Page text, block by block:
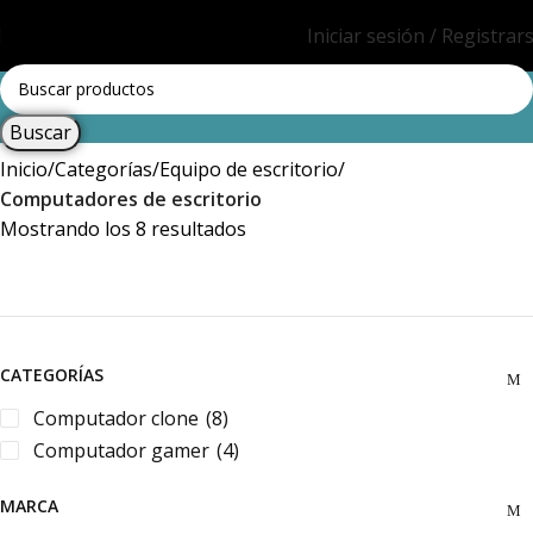
Iniciar sesión /
Buscar
Inicio Categorías Equipo de escritorio
Computadores de escritorio
Mostrando los 8 resultados
CATEGORÍAS
Computador clone (8)
Computador gamer (4)
MARCA